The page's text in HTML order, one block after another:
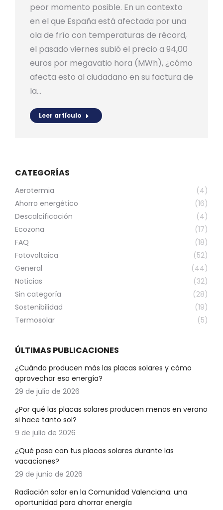
peor momento posible. En un contexto
en el que España está afectada por una
ola de frío con temperaturas de récord,
el pasado viernes subió el precio a 94,00
euros por megavatio hora (MWh), ¿cómo
afecta esto al ciudadano en su factura de
la…
Leer artículo
CATEGORÍAS
Aerotermia
(4)
Ahorro energético
(16)
Descalcificación
(4)
Ecozona
(17)
FAQ
(18)
Fotovoltaica
(52)
General
(44)
Noticias
(32)
Sin categoría
(28)
Sostenibilidad
(19)
Termosolar
(5)
ÚLTIMAS PUBLICACIONES
¿Cuándo producen más las placas solares y cómo
aprovechar esa energía?
29 de julio de 2026
¿Por qué las placas solares producen menos en verano
si hace tanto sol?
9 de julio de 2026
¿Qué pasa con tus placas solares durante las
vacaciones?
29 de junio de 2026
Radiación solar en la Comunidad Valenciana: una
oportunidad para ahorrar energía